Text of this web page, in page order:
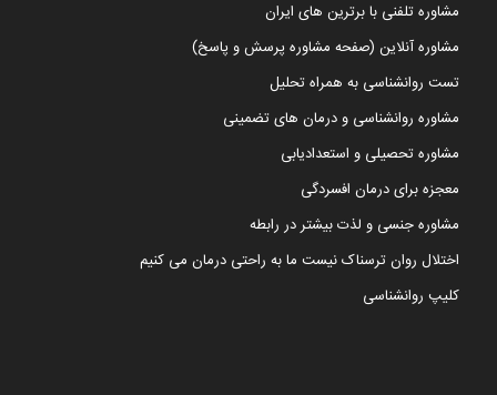
مشاوره تلفنی با برترین های ایران
مشاوره آنلاین (صفحه مشاوره پرسش و پاسخ)
تست روانشناسی به همراه تحلیل
مشاوره روانشناسی و درمان های تضمینی
مشاوره تحصیلی و استعدادیابی
معجزه برای درمان افسردگی
مشاوره جنسی و لذت بیشتر در رابطه
اختلال روان ترسناک نیست ما به راحتی درمان می کنیم
کلیپ روانشناسی